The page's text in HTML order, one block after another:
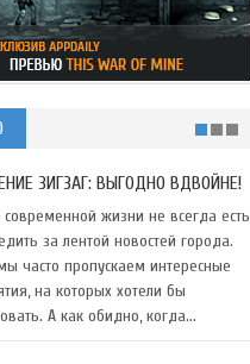
ЗИГЗАГ: ВЫГОДНО ВДВОЙНЕ!
жизни не всегда есть
за лентой новостей города.
часто пропускаем интересные
на которых хотели бы
А как обидно, когда...